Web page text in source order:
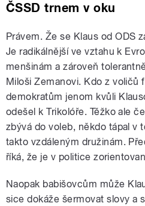
ČSSD trnem v oku
Právem. Že se Klaus od ODS
Je radikálnější ve vztahu k
menšinám a zároveň
Miloši Zemanovi. Kdo z voličů
demokratům jenom kvůli
odešel k Trikolóře. Těžko ale
zbývá do voleb, někdo tápal v
takto vzdáleným družinám.
říká, že je v politice
Naopak babišovcům může
sice dokáže šermovat slovy a